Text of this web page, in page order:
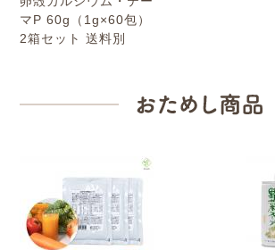
マP 60g（1g×60包）
2箱セット 送料別